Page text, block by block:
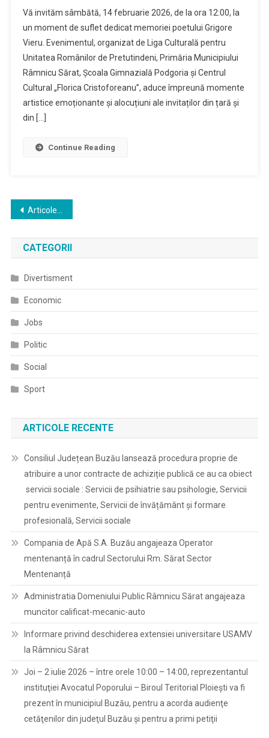
Vă invităm sâmbătă, 14 februarie 2026, de la ora 12:00, la
un moment de suflet dedicat memoriei poetului Grigore
Vieru. Evenimentul, organizat de Liga Culturală pentru
Unitatea Românilor de Pretutindeni, Primăria Municipiului
Râmnicu Sărat, Școala Gimnazială Podgoria și Centrul
Cultural „Florica Cristoforeanu”, aduce împreună momente
artistice emoționante și alocuțiuni ale invitaților din țară și
din […]
Continue Reading
Navigare
în
articole
Articole mai vechi
CATEGORII
Divertisment
Economic
Jobs
Politic
Social
Sport
ARTICOLE RECENTE
Consiliul Județean Buzău lansează procedura proprie de
atribuire a unor contracte de achiziție publică ce au ca obiect
servicii sociale : Servicii de psihiatrie sau psihologie, Servicii
pentru evenimente, Servicii de învățământ și formare
profesională, Servicii sociale
Compania de Apă S.A. Buzău angajeaza Operator
mentenanță în cadrul Sectorului Rm. Sărat Sector
Mentenanță
Administratia Domeniului Public Râmnicu Sărat angajeaza
muncitor calificat-mecanic-auto
Informare privind deschiderea extensiei universitare USAMV
la Râmnicu Sărat
Joi – 2 iulie 2026 – între orele 10:00 – 14:00, reprezentantul
instituţiei Avocatul Poporului – Biroul Teritorial Ploieşti va fi
prezent în municipiul Buzău, pentru a acorda audienţe
cetăţenilor din judeţul Buzău şi pentru a primi petiţii